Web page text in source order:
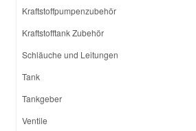
Kraftstoffpumpenzubehör
Kraftstofftank Zubehör
Schläuche und Leitungen
Tank
Tankgeber
Ventile